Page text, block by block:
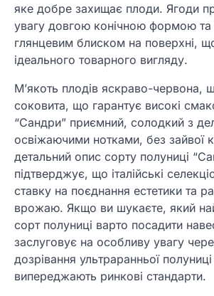
яке добре захищає плоди. Ягоди
увагу довгою конічною формою та
глянцевим блиском на поверхні,
ідеального товарного вигляду.
М’якоть плодів яскраво-червона,
соковита, що гарантує високі
“Сандри” приємний, солодкий з
освіжаючими нотками, без зайвої
детальний опис сорту полуниці
підтверджує, що італійські
ставку на поєднання естетики та
врожаю. Якщо ви шукаєте, який
сорт полуниці варто посадити
заслуговує на особливу увагу
дозрівання ультраранньої
випереджають ринкові стандарти.